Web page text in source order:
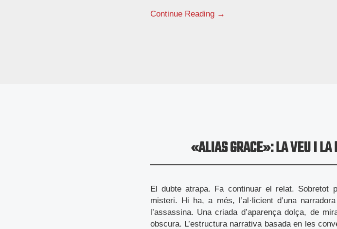
Continue Reading →
«ALIAS GRACE»: LA VEU I LA
El dubte atrapa. Fa continuar el relat. Sobretot
misteri. Hi ha, a més, l’al·licient d’una
l’assassina. Una criada d’aparença dolça, de
obscura. L’estructura narrativa basada en les